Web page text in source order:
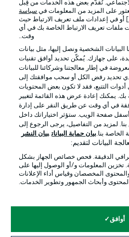
الإخطارات القانونية
القنوات الناقلة
جهة النشر
اللاعبون
تُقدَّم بعض هذه الخدمات من قِبل
على المزيد من المعلومات في سياسة
] أو في إعدادات ملف تعريف الارتباط حيث
ملفات تعريف الارتباط الخاصة بك في أي
وقت..
البيانات الشخصية ونصل إليها، مثل بيانات
على جهازك. يُمكّن تحديد أوافق تقنيات
في إطار معالجتنا وشركائنا للبيانات
تحديد رفض الكل أو سحب موافقتك إلى
أدوات التتبع، فقد لا تكون بعض المحتويات
بك. يمكنك إعادة عرض هذه القائمة لتغيير
في أي وقت عن طريق النقر على إدارة
أسفل صفحة الويب. ستؤثر اختياراتك داخل
بنا. لمزيد من التفاصيل، يرجى الرجوع إلى
بنا.بيان حماية البيانات بيان النشر
البيانات لتقديم:
الدقيقة. فحص خصائص الجهاز بشكل
تخزين المعلومات و/أو الوصول إليها على
والمحتوى المخصصان وقياس أداء الإعلانات
وأبحاث الجمهور وتطوير الخدمات.
أوافق